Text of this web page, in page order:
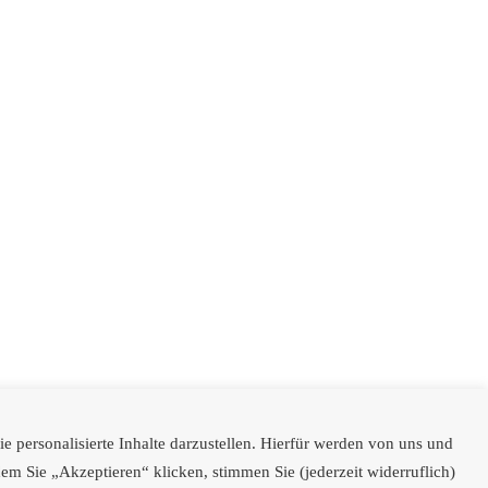
personalisierte Inhalte darzustellen. Hierfür werden von uns und
Sie „Akzeptieren“ klicken, stimmen Sie (jederzeit widerruflich)